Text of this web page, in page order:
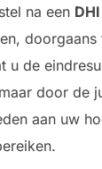
na een
doorgaans
u de
door de
aan uw